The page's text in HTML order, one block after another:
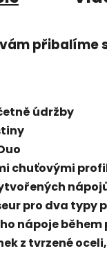
přibalíme
údržby
chuťovými
pro dva typy
nápoje
z tvrzené